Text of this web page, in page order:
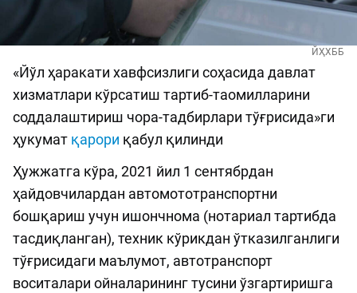
ЙҲХББ
«Йўл ҳаракати хавфсизлиги соҳасида давлат
хизматлари кўрсатиш тартиб-таомилларини
соддалаштириш чора-тадбирлари тўғрисида»ги
ҳукумат қарори қабул қилинди
Ҳужжатга кўра, 2021 йил 1 сентябрдан
ҳайдовчилардан автомототранспортни
бошқариш учун ишончнома (нотариал тартибда
тасдиқланган), техник кўрикдан ўтказилганлиги
тўғрисидаги маълумот, автотранспорт
воситалари ойналарининг тусини ўзгартиришга